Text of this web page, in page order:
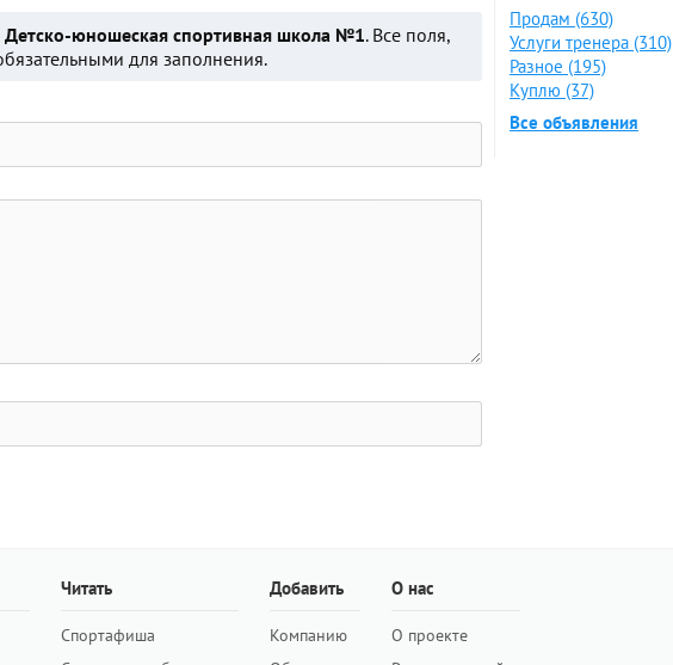
Детско-юношеская спортивная школа №1. Все поля,
для заполнения.
Продам (630)
Услуги тренера (310)
Разное (195)
Куплю (37)
Все объявления
Читать
Спортафиша
Добавить
Компанию
О нас
О проекте